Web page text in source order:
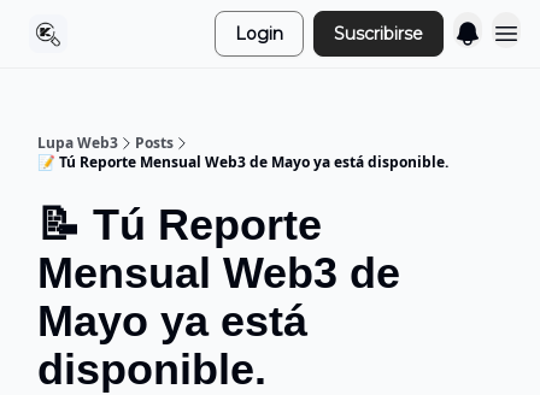
Login Suscribirse
Lupa Web3
Posts
📝 Tú Reporte Mensual Web3 de Mayo ya está disponible.
📝 Tú Reporte
Mensual Web3 de
Mayo ya está
disponible.